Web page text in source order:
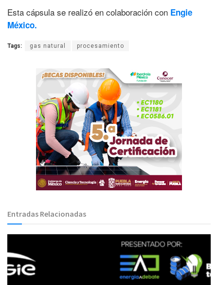
Esta cápsula se realizó en colaboración con Engie
México.
Tags: gas natural procesamiento
Entradas Relacionadas